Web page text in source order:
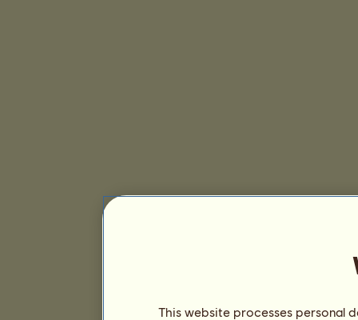
This website processes personal